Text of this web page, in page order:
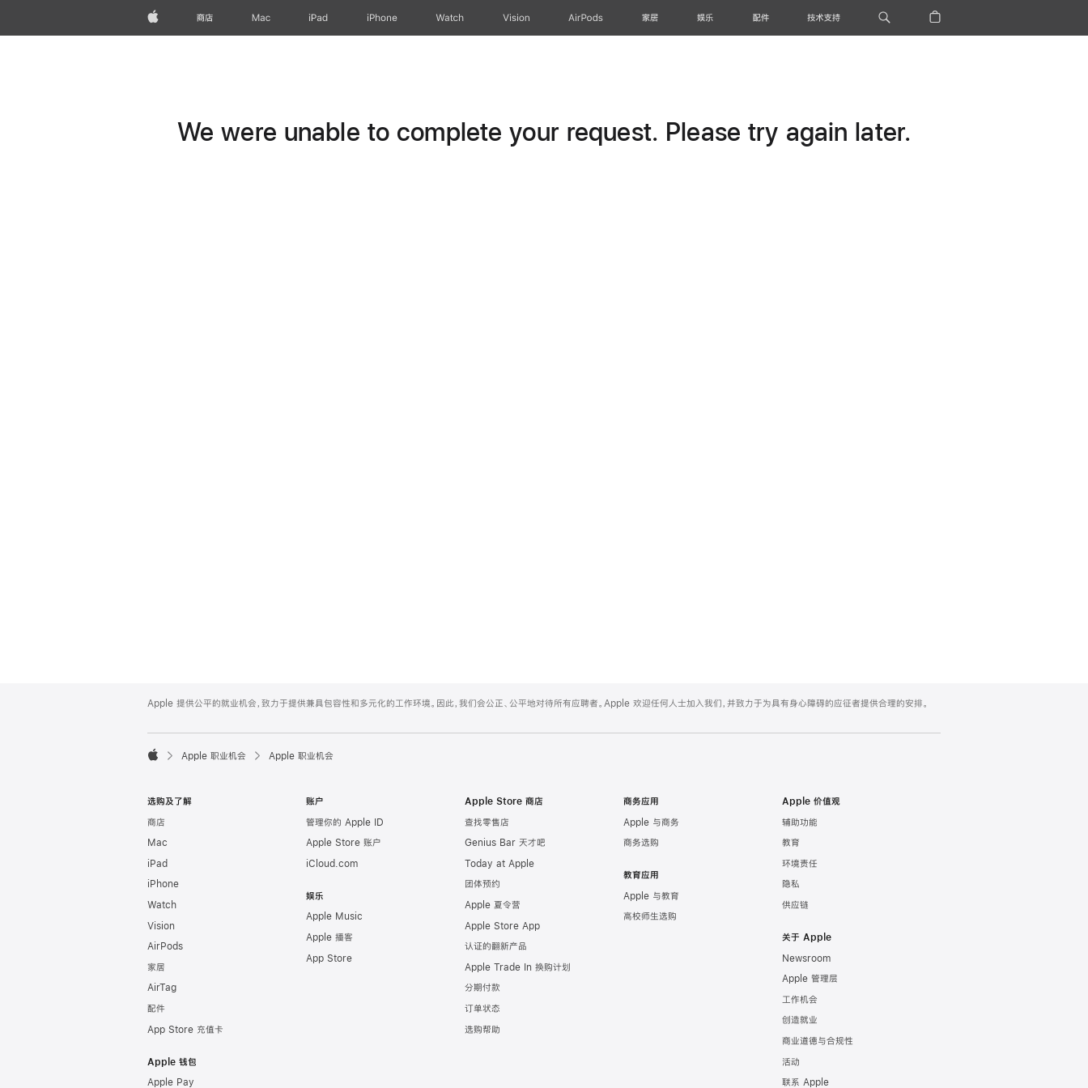
Apple 商店 Mac iPad iPhone Watch Vision AirPods 家居 娱乐 配件 技术支持
We were unable to complete your request. Please try again later.
Footer
Apple 提供公平的就业机会，致力于提供兼具包容性和多元化的工作环境。因此，我们会公正、公平地对待所有应聘者。Apple 欢迎任何人士加入我们，并致力于为具有身心障碍的应征者提供合理的安排。

Apple 职业机会 Apple 职业机会
选购及了解
商店
Mac
iPad
iPhone
Watch
Vision
AirPods
家居
AirTag
配件
App Store 充值卡
Apple 钱包
Apple Pay
账户
管理你的 Apple ID
Apple Store 账户
iCloud.com
娱乐
Apple Music
Apple 播客
App Store
Apple Store 商店
查找零售店
Genius Bar 天才吧
Today at Apple
团体预约
Apple 夏令营
Apple Store App
认证的翻新产品
Apple Trade In 换购计划
分期付款
订单状态
选购帮助
商务应用
Apple 与商务
商务选购
教育应用
Apple 与教育
高校师生选购
Apple 价值观
辅助功能
教育
环境责任
隐私
供应链
关于 Apple
Newsroom
Apple 管理层
工作机会
创造就业
商业道德与合规性
活动
联系 Apple